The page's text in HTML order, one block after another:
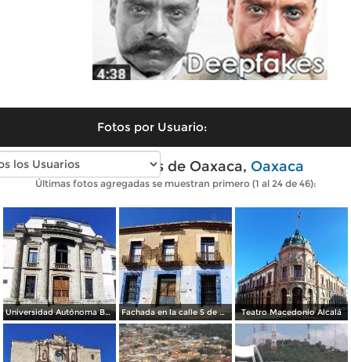
Fotos por Usuario:
Fotos modernas de Oaxaca, Oaxaca
Últimas fotos agregadas se muestran primero (1 al 24 de 46):
Universidad Autónoma Benito Juárez de Oaxaca Fachada en la calle 5 de Mayo Teatro Macedonio Alcalá